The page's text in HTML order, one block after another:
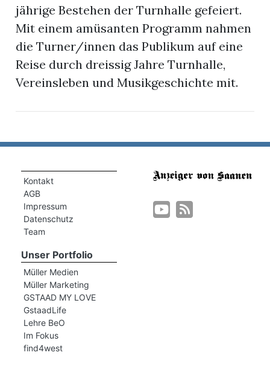
jährige Bestehen der Turnhalle gefeiert.
Mit einem amüsanten Programm nahmen
die Turner/innen das Publikum auf eine
Reise durch dreissig Jahre Turnhalle,
Vereinsleben und Musikgeschichte mit.
Kontakt
AGB
Impressum
Datenschutz
Team
Unser Portfolio
Müller Medien
Müller Marketing
GSTAAD MY LOVE
GstaadLife
Lehre BeO
Im Fokus
find4west